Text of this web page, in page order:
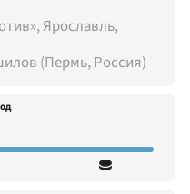
Ярославль,
(Пермь, Россия)